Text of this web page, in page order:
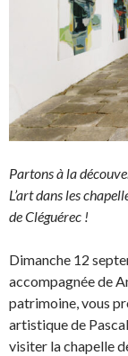
Partons à la
L’art dans les
de Cléguérec !
Dimanche 12
accompagnée de
patrimoine, vous
artistique de
visiter la chapelle